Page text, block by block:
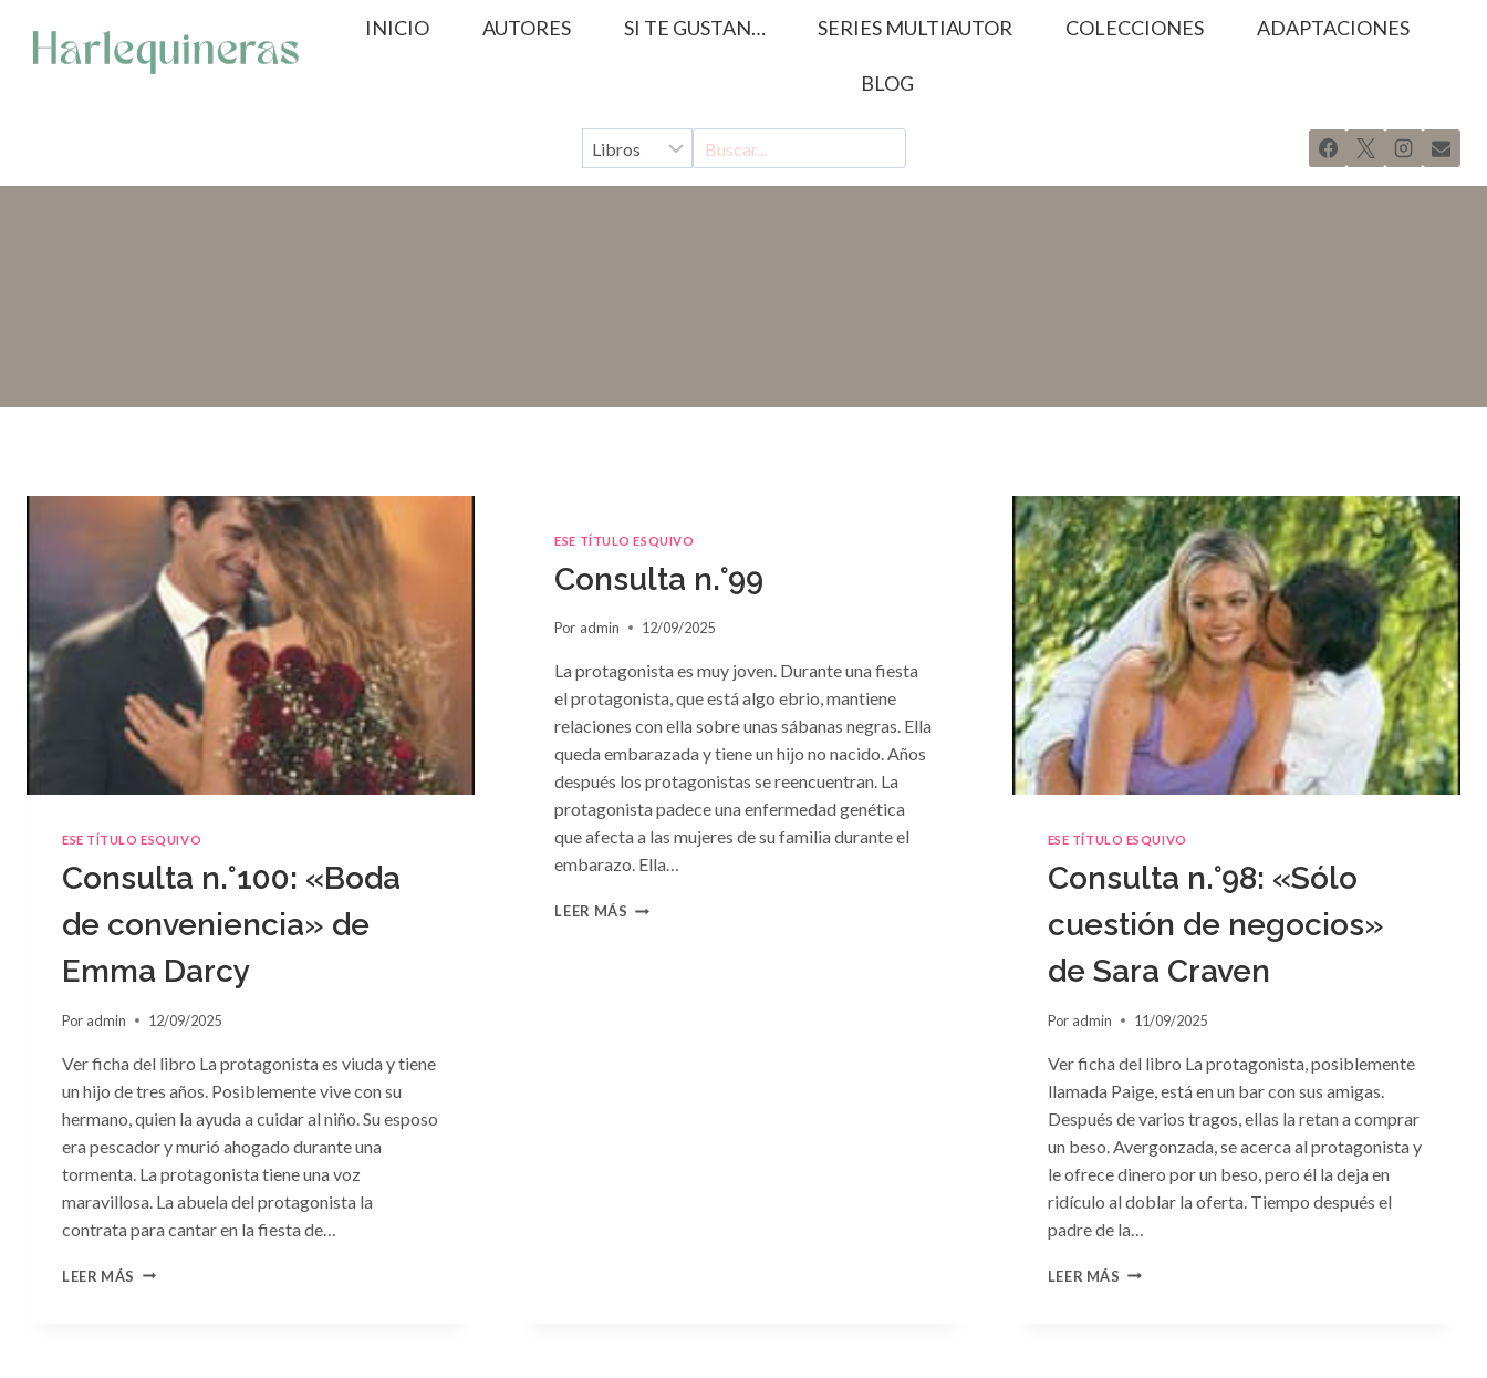
contenido
INICIO AUTORES SI TE GUSTAN… SERIES MULTIAUTOR COLECCIONES ADAPTACIONES
BLOG
ESE TÍTULO ESQUIVO
Consulta n.°100: «Boda
de conveniencia» de
Emma Darcy
Por admin 12/09/2025
Ver ficha del libro La protagonista es viuda y tiene
un hijo de tres años. Posiblemente vive con su
hermano, quien la ayuda a cuidar al niño. Su esposo
era pescador y murió ahogado durante una
tormenta. La protagonista tiene una voz
maravillosa. La abuela del protagonista la
contrata para cantar en la fiesta de…
LEER MÁS CONSULTA
ESE TÍTULO ESQUIVO
Consulta n.°99
Por admin 12/09/2025
La protagonista es muy joven. Durante una fiesta
el protagonista, que está algo ebrio, mantiene
relaciones con ella sobre unas sábanas negras. Ella
queda embarazada y tiene un hijo no nacido. Años
después los protagonistas se reencuentran. La
protagonista padece una enfermedad genética
que afecta a las mujeres de su familia durante el
embarazo. Ella…
LEER MÁS CONSULTA
ESE TÍTULO ESQUIVO
Consulta n.°98: «Sólo
cuestión de negocios»
de Sara Craven
Por admin 11/09/2025
Ver ficha del libro La protagonista, posiblemente
llamada Paige, está en un bar con sus amigas.
Después de varios tragos, ellas la retan a comprar
un beso. Avergonzada, se acerca al protagonista y
le ofrece dinero por un beso, pero él la deja en
ridículo al doblar la oferta. Tiempo después el
padre de la…
LEER MÁS CONSULTA